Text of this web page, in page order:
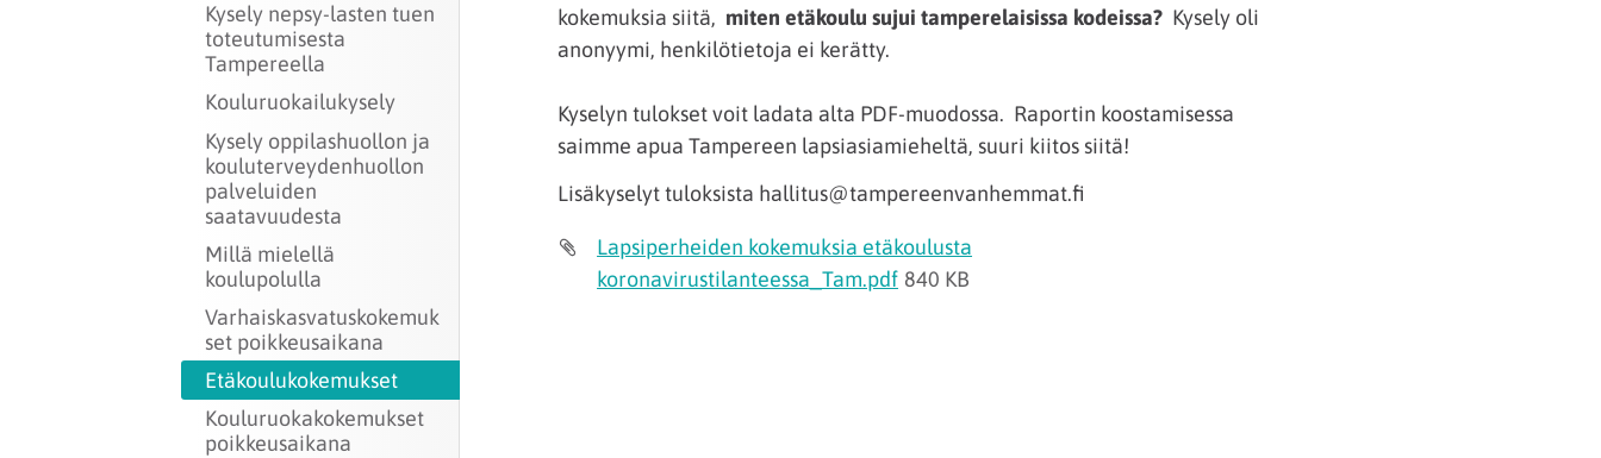
Kysely nepsy-lasten tuen
toteutumisesta
Tampereella
Kouluruokailukysely
Kysely oppilashuollon ja
kouluterveydenhuollon
palveluiden
saatavuudesta
Millä mielellä
koulupolulla
Varhaiskasvatuskokemuk
set poikkeusaikana
Etäkoulukokemukset
Kouluruokakokemukset
poikkeusaikana
kokemuksia siitä, miten etäkoulu sujui tamperelaisissa kodeissa? Kysely oli
anonyymi, henkilötietoja ei kerätty.
Kyselyn tulokset voit ladata alta PDF-muodossa. Raportin koostamisessa
saimme apua Tampereen lapsiasiamieheltä, suuri kiitos siitä!
Lisäkyselyt tuloksista hallitus@tampereenvanhemmat.fi
Lapsiperheiden kokemuksia etäkoulusta
koronavirustilanteessa_Tam.pdf 840 KB